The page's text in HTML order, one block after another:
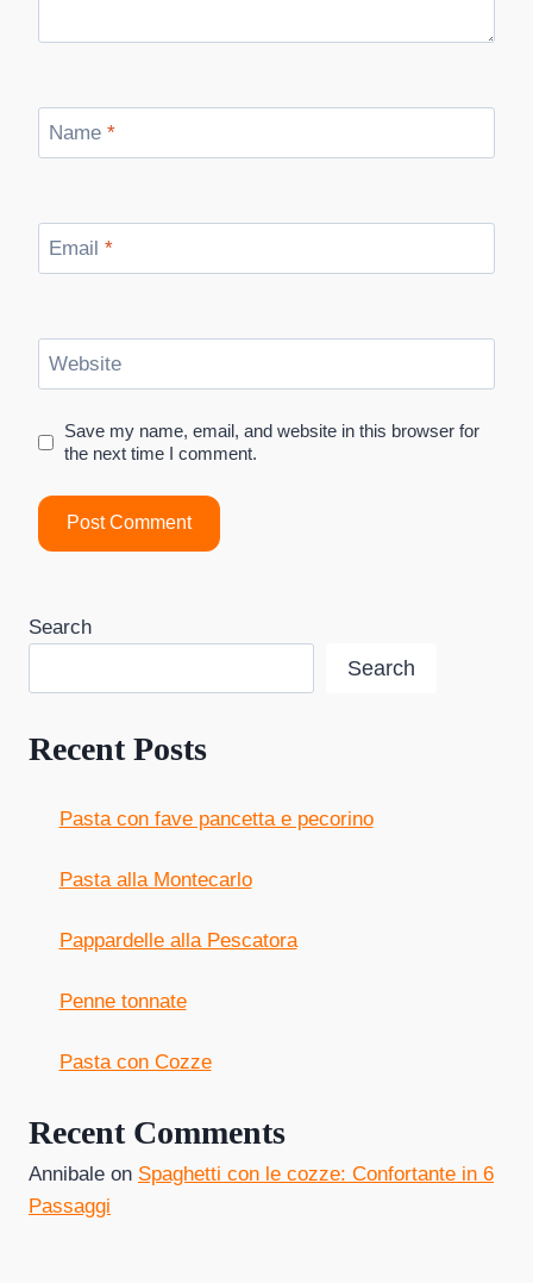
Name *
Email *
Website
Save my name, email, and website in this browser for
the next time I comment.
Search
Search
Recent Posts
Pasta con fave pancetta e pecorino
Pasta alla Montecarlo
Pappardelle alla Pescatora
Penne tonnate
Pasta con Cozze
Recent Comments
Annibale on Spaghetti con le cozze: Confortante in 6
Passaggi